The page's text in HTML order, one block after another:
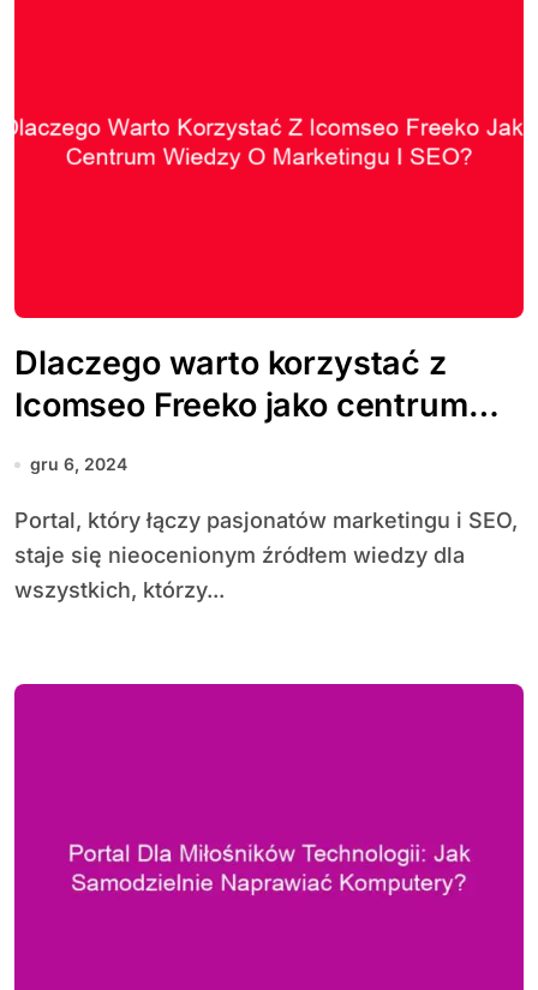
Dlaczego warto korzystać z
Icomseo Freeko jako centrum
wiedzy o marketingu i SEO?
gru 6, 2024
Portal, który łączy pasjonatów marketingu i SEO,
staje się nieocenionym źródłem wiedzy dla
wszystkich, którzy...